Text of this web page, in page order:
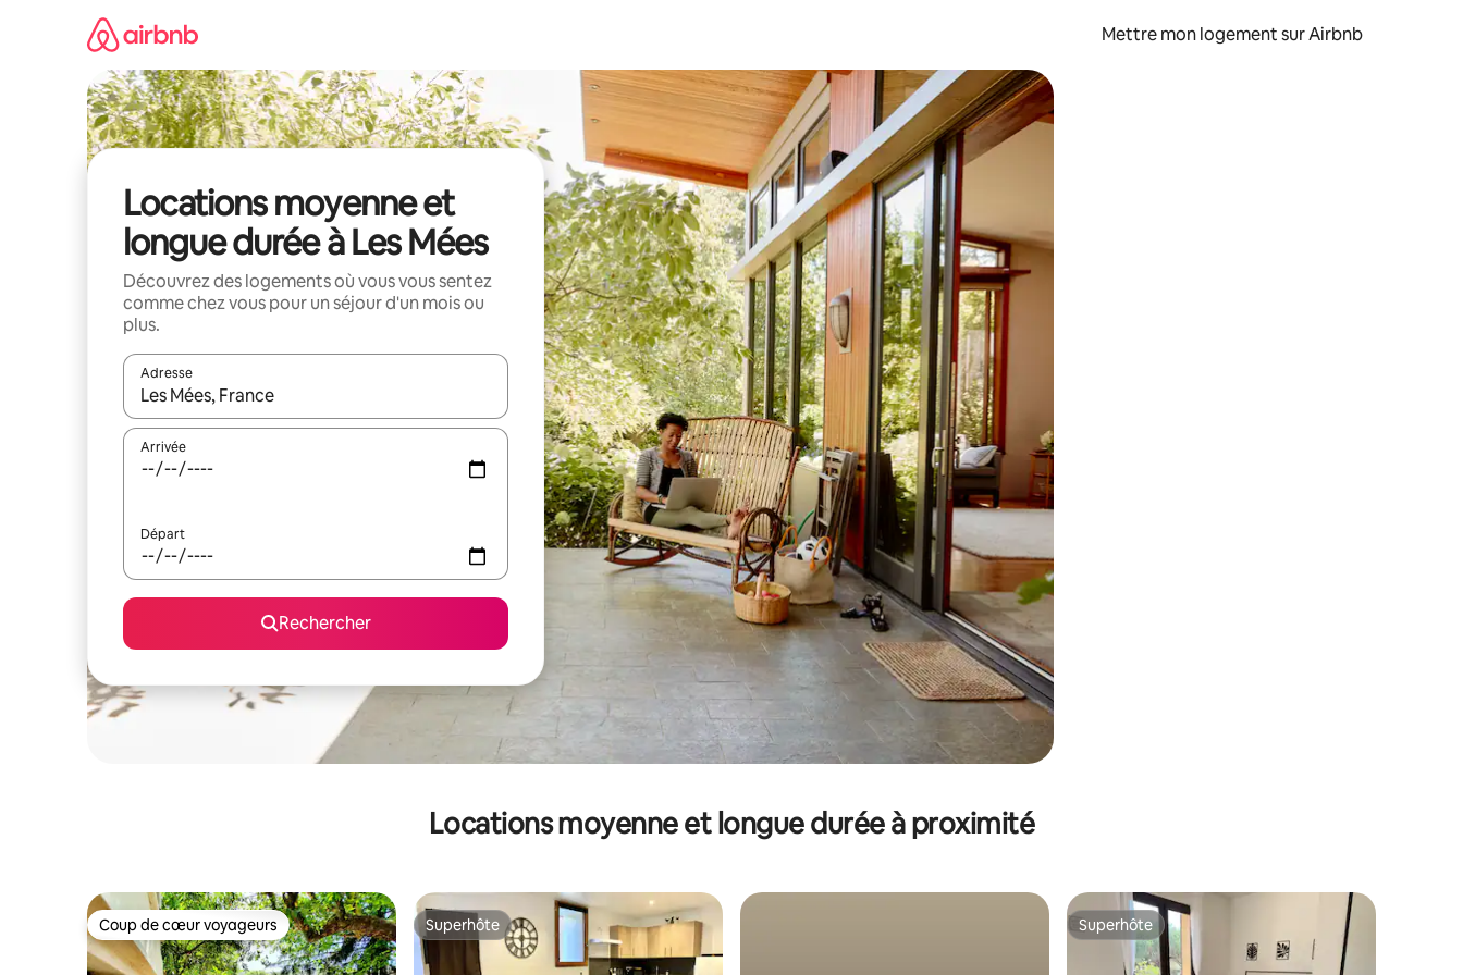
Mettre mon logement sur Airbnb
Locations moyenne et
longue durée à Les Mées
Découvrez des logements où vous vous sentez
comme chez vous pour un séjour d'un mois ou
plus.
Adresse
Lorsque les résultats s'affichent, utilisez les flèches vers le haut et vers le bas pour les parcourir ou en appuyant et en faisant glisser.
Arrivée
Départ
Rechercher
Locations moyenne et longue durée à proximité
Coup de cœur voyageurs
Coup de cœur voyageurs Superhôte
Superhôte Superhôte
Superhôte